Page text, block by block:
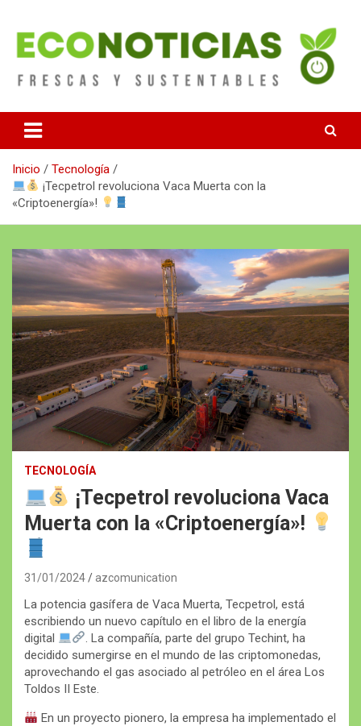
contenido
Econoticias
Inicio
Tecnología
¡Tecpetrol revoluciona Vaca Muerta con la
«Criptoenergía»!
TECNOLOGÍA
¡Tecpetrol revoluciona Vaca
Muerta con la «Criptoenergía»!
31/01/2024 azcomunication
La potencia gasífera de Vaca Muerta, Tecpetrol, está
escribiendo un nuevo capítulo en el libro de la energía
digital
. La compañía, parte del grupo Techint, ha
decidido sumergirse en el mundo de las criptomonedas,
aprovechando el gas asociado al petróleo en el área Los
Toldos II Este.
En un proyecto pionero, la empresa ha implementado el